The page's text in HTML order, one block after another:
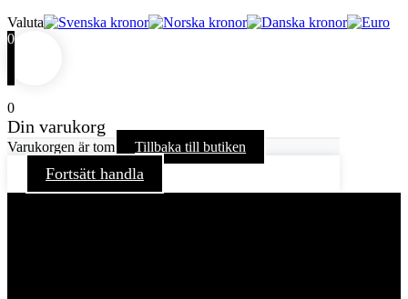
Valuta
0
0
Din varukorg
Varukorgen är tom Tillbaka till butiken
Fortsätt handla